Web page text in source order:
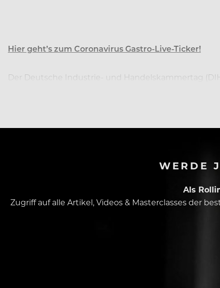
Hier geht’s zum Coronavirus Gastro-Live-Ticker!
Der Deutsche Industrie- und Handelskammertag
WERDE
Als
Zugriff auf alle Artikel, Videos & Masterclasses der